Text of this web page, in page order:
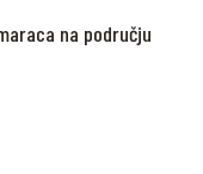
na području